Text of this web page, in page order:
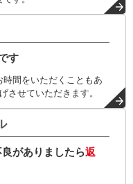
す
間をいただくこともあ
させていただきます。
がありましたら返